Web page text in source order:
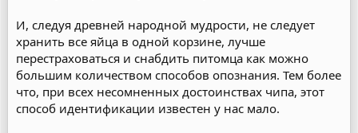
И, следуя древней народной мудрости, не следует
хранить все яйца в одной корзине, лучше
перестраховаться и снабдить питомца как можно
большим количеством способов опознания. Тем более
что, при всех несомненных достоинствах чипа, этот
способ идентификации известен у нас мало.